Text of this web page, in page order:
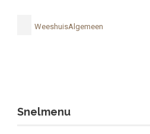
WeeshuisAlgemeen
Snelmenu